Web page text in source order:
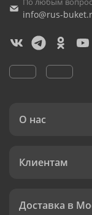
info@rus-
О нас
Клиентам
Доставка в